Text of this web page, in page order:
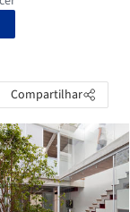
Compartilhar